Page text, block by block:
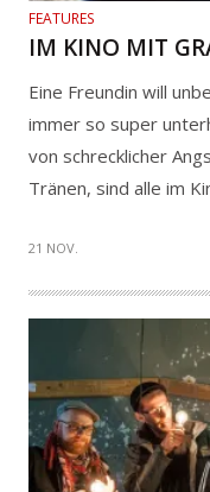
FEATURES
IM KINO MIT
Eine Freundin will
immer so super
von schrecklicher
Tränen, sind alle im
21 NOV.